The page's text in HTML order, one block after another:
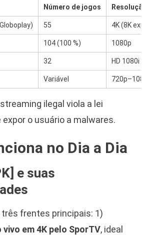
Número de jogos Resolução
55 4K (8K
104 (100 %) 1080p
32 HD 1080i
Variável
ilegal viola a lei
expor o usuário a malwares.
no Dia a Dia
e suas
frentes principais: 1)
em 4K pelo SporTV, ideal